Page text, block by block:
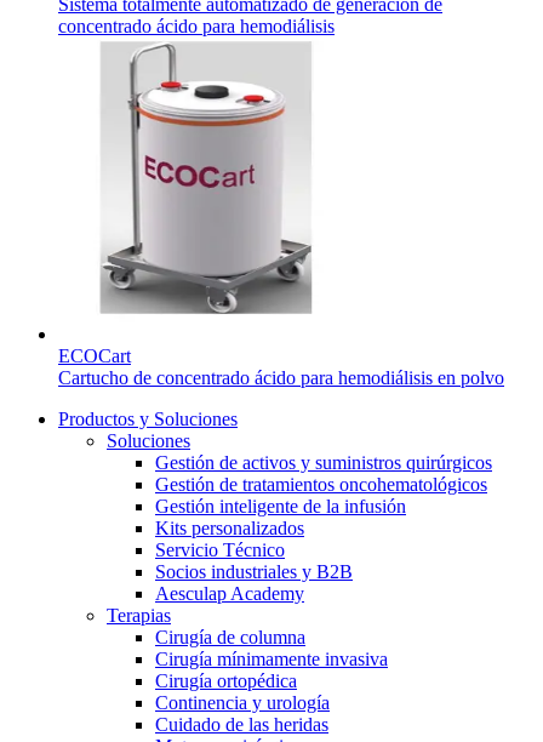
Sistema totalmente automatizado de generación de
concentrado ácido para hemodiálisis
ECOCart
Cartucho de concentrado ácido para hemodiálisis en polvo
Productos y Soluciones
Soluciones
Gestión de activos y suministros quirúrgicos
Gestión de tratamientos oncohematológicos
Gestión inteligente de la infusión
Kits personalizados
Servicio Técnico
Socios industriales y B2B
Aesculap Academy
Terapias
Cirugía de columna
Cirugía mínimamente invasiva
Cirugía ortopédica
Continencia y urología
Cuidado de las heridas